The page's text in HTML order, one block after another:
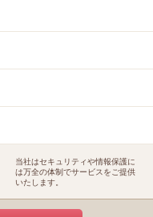
当社はセキュリティや情報保護に
は万全の体制でサービスをご提供
いたします。